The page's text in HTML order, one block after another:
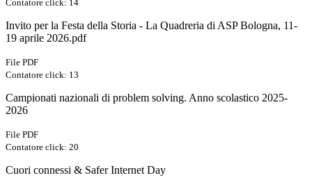
Contatore click: 14
Invito per la Festa della Storia - La Quadreria di ASP Bologna, 11-
19 aprile 2026.pdf
File PDF
Contatore click: 13
Campionati nazionali di problem solving. Anno scolastico 2025-
2026
File PDF
Contatore click: 20
Cuori connessi & Safer Internet Day